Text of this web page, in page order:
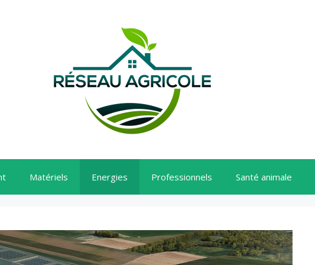
Matériels Energies Professionnels Santé animale